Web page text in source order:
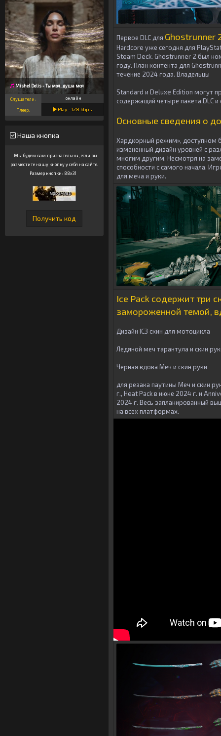
Mishel Delis - Ты моя, душа моя
Слушатели: онлайн
Плеер: Play -128 kbps
Наша кнопка
Мы будем вам признательны, если вы
разместите нашу кнопку у себя на сайте.
Размер кнопки: 88x31
Первое DLC для Ghostrunner
Hardcore уже сегодня для
Steam Deck. Ghostrunner 2 был
году. План контента для
течение 2024 года. Владельцы
Standard и Deluxe Edition могут
содержащий четыре пакета DLC
Основные сведения о
Хардкорный режим», доступном
измененный дизайн уровней с
многим другим. Несмотря на
способности с самого начала.
для меча и руки.
Ice Pack содержит три
замороженной темой,
Дизайн IC3 скин для мотоцикла
Ледяной меч тарантула и скин
Черная вдова Меч и скин руки
для резака паутины Меч и скин
г., Heat Pack в июне 2024 г. и
2024 г. Весь запланированный
на всех платформах.